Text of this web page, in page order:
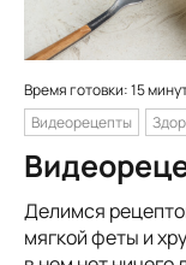
Время готовки: 15
Видеорецепты
Делимся
мягкой феты и